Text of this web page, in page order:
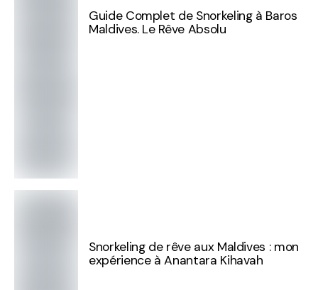
Guide Complet de Snorkeling à Baros
Maldives. Le Rêve Absolu
Snorkeling de rêve aux Maldives : mon
expérience à Anantara Kihavah